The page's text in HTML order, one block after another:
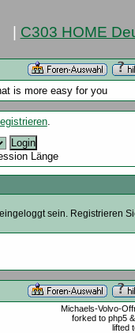
C303 HOME
is more easy for you
.
Länge
sein. Registrieren
Michaels-Volvo-
forked to php5
lifted